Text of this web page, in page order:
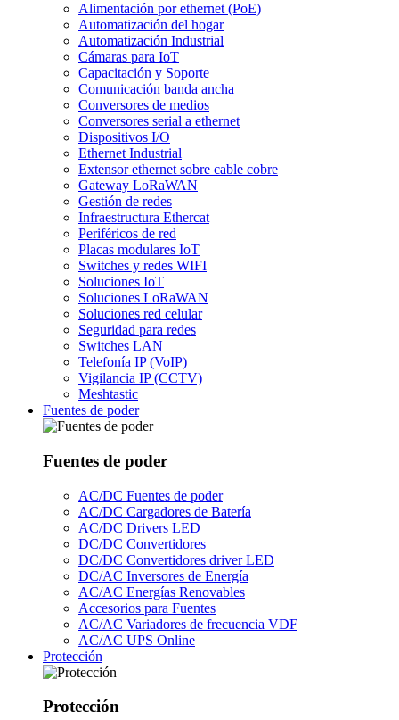
Alimentación por ethernet (PoE)
Automatización del hogar
Automatización Industrial
Cámaras para IoT
Capacitación y Soporte
Comunicación banda ancha
Conversores de medios
Conversores serial a ethernet
Dispositivos I/O
Ethernet Industrial
Extensor ethernet sobre cable cobre
Gateway LoRaWAN
Gestión de redes
Infraestructura Ethercat
Periféricos de red
Placas modulares IoT
Switches y redes WIFI
Soluciones IoT
Soluciones LoRaWAN
Soluciones red celular
Seguridad para redes
Switches LAN
Telefonía IP (VoIP)
Vigilancia IP (CCTV)
Meshtastic
Fuentes de poder
Fuentes de poder
AC/DC Fuentes de poder
AC/DC Cargadores de Batería
AC/DC Drivers LED
DC/DC Convertidores
DC/DC Convertidores driver LED
DC/AC Inversores de Energía
AC/AC Energías Renovables
Accesorios para Fuentes
AC/AC Variadores de frecuencia VDF
AC/AC UPS Online
Protección
Protección